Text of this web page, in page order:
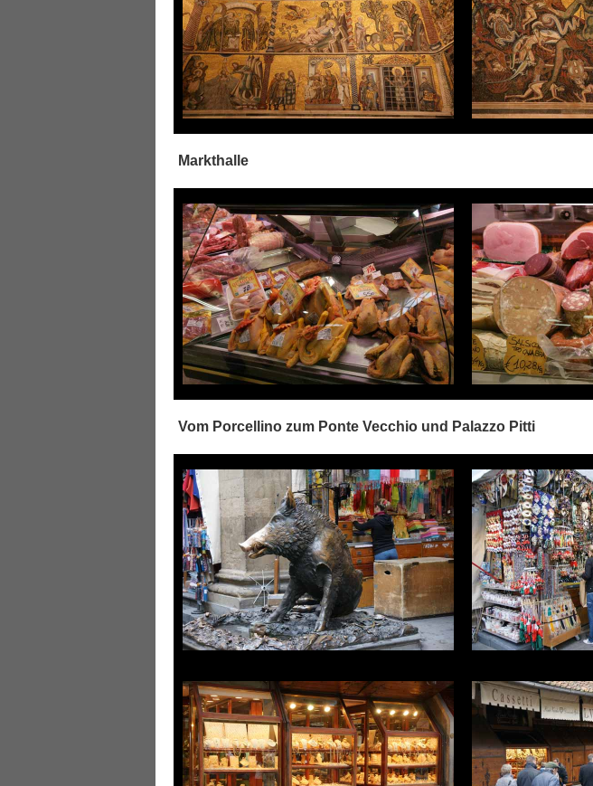
Markthalle
Vom Porcellino zum Ponte Vecchio und Palazzo Pitti